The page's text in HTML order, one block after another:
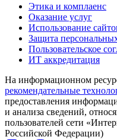
Этика и комплаенс
Оказание услуг
Использование
Защита
Пользовательское
ИТ аккредитация
На информационном
рекомендательные
предоставления
и анализа сведений,
пользователей сети
Российской Федерации)